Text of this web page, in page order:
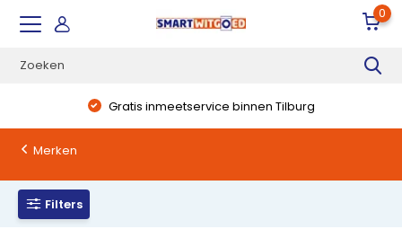
0
Gratis inmeetservice binnen Tilburg
Merken
Filters